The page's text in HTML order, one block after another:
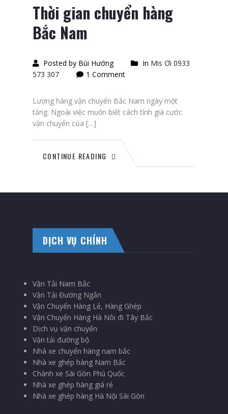
Thời gian chuyển hàng
Bắc Nam
Posted by Bùi Hướng In Mis Ơi 0933
573 307
1 Comment
Lượng hàng vận chuyển Bắc Nam ngày một
tăng. Ngoài việc muốn biết cách tính giá cước
vận chuyển của […]
CONTINUE READING
DỊCH VỤ CHÍNH
Vận Tải Nam Bắc
Vận Tải Đường Ngắn
Vận Chuyển Hàng Lẻ, Hàng Ghép
Vận Chuyển Hàng Hà Nôi đi Tây Bắc
Dịch vụ vận chuyển
Vận tải đường bộ
Nhà xe chuyển hàng nam bắc
Nhà xe ghép hàng Nam Bắc
Chành xe Sài Gòn Phú Quốc
Nhà xe ghép hàng giá rẻ
Nhà xe ghép hàng Hà Nội Sài Gòn